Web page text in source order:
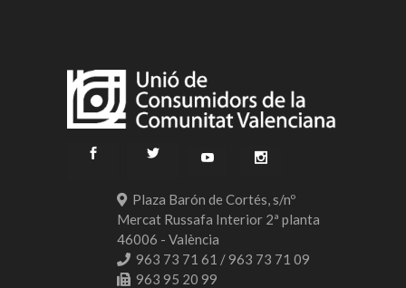
Plaza Barón de Cortés, s/nº
Mercat Russafa Interior 2ª planta
46006 - València
963 73 71 61 / 963 73 71 09
963 95 20 99